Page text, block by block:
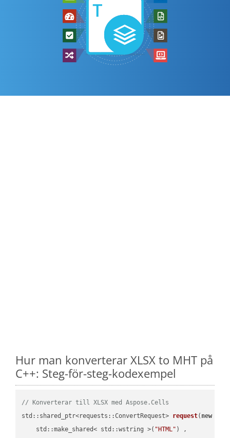
Hur man konverterar XLSX to MHT på
C++: Steg-för-steg-kodexempel
// Konverterar till XLSX med Aspose.Cells
std::shared_ptr<requests::ConvertRequest> request( new
    std::make_shared< std::wstring >(
"HTML" ) ,